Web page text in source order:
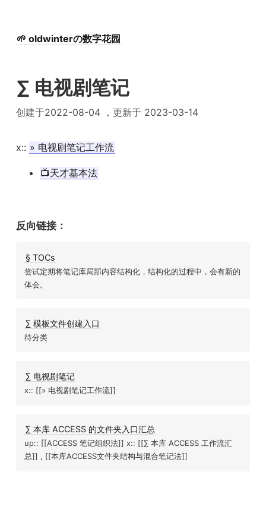
🌱 oldwinterの数字花园
∑ 电视剧笔记
创建于2022-08-04 ，更新于 2023-03-14
x:: » 电视剧笔记工作流
📺天才基本法
反向链接：
§ TOCs
尝试定期将笔记库局部内容结构化，结构化的过程中，会有新的
体会。
∑ 模板文件创建入口
待分类
∑ 电视剧笔记
x:: [[» 电视剧笔记工作流]]
∑ 本库 ACCESS 的文件夹入口汇总
up:: [[ACCESS 笔记组织法]] x:: [[∑ 本库 ACCESS 工作流汇
总]] , [[本库ACCESS文件夹结构与混合笔记法]]